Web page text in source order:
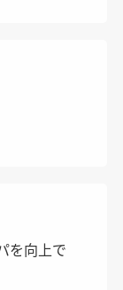
を向上で